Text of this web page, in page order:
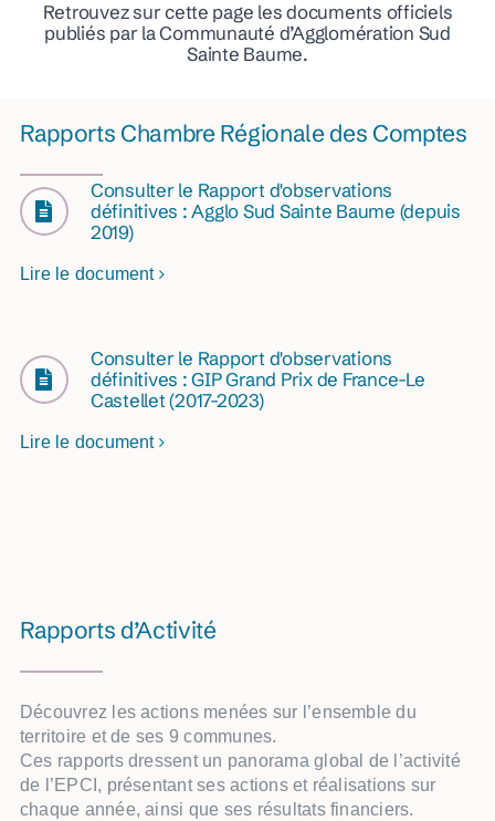
TOUTES LES ACTUS
Retrouvez sur cette page les documents officiels
publiés par la Communauté d’Agglomération Sud
Sainte Baume.
Rapports Chambre Régionale des Comptes
Consulter le Rapport d'observations
définitives : Agglo Sud Sainte Baume (depuis
2019)
Lire le document
Consulter le Rapport d'observations
définitives : GIP Grand Prix de France-Le
Castellet (2017-2023)
Lire le document
Rapports d’Activité
Découvrez les actions menées sur l’ensemble du
territoire et de ses 9 communes.
Ces rapports dressent un panorama global de l’activité
de l’EPCI, présentant ses actions et réalisations sur
chaque année, ainsi que ses résultats financiers.